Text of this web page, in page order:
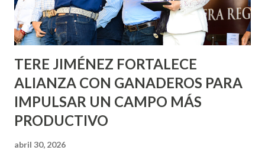
los edificios FOVISSSTE Ojo de Agua, en la comunidad
Norias de Paso Hondo y en los edificios de...
TERE JIMÉNEZ FORTALECE
ALIANZA CON GANADEROS PARA
IMPULSAR UN CAMPO MÁS
PRODUCTIVO
abril 30, 2026